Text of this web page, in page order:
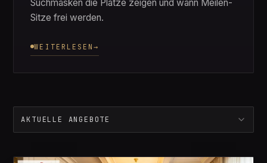
Suchmasken die Plätze zeigen und wann Meilen-
Sitze frei werden.
WEITERLESEN→
AKTUELLE ANGEBOTE